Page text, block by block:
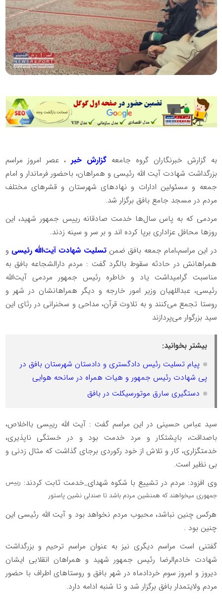
به گزارش خبرنگاران گروه جامعه گزارش خبر ، عصر امروز مراسم
بزرگداشت شهادت آیت الله رئیسی و همراهان، باحضور فرماندار و امام
جمعه و مسئولین ادارات و نهادهای شهرستان و قشر‌های مختلف
مردم در مسجد جامع بافق برگزار شد.
مردمی که به پاس سال‌ها خدمت صادقانه رییس جمهور شهید، این
روز‌ها محافل عزاداری برپا کرده اند و بر سر و سینه زدند.
در این مراسم،امام جمعه بافق ضمن تسلیت شهادت آیت‌الله رئیسی و
همراهانش در حادثه سقوط بالگرد گفت : مردم دارالشجاعه بافق به
مناسبت گرامیداشت یاد و خاطره رئیس جمهور مردمی آیت‌الله
رئیسی، عبداللهیان وزیر امور خارجه و دیگر همراهانشان در شهر و
روستا تجمع می‌کنند و به تلاوت قرآن، مداحی و سخنرانی در رثای این
سید بزرگوار می‌پردازند ‌
بیشتر بخوانید:
پیام تسلیت رئیس دادگستری و دادستان شهرستان بافق در
پی شهادت رئیس جمهور و هیات همراه در سانحه هوایی
دستگیری سارق موتورسیکلت در بافق
سید عباس حسینی در این مراسم گفت : آیت الله رییسی بااخلاص،
باصداقت، باپشتکار و مرد خدمت بود و در خستگی ناپذیری،
خدمتگزاری، کار و تلاش از خود رکوردی برجای گذاشت که مثال زدنی و
بی نظیر است.
وی افزود: مردم در تشییع با شکوه ‎شهدای_خدمت ثابت کردند:
رییس
جمهوری میخواهند که همنشین ‎مردم باشد
تا صندلی نشین ‎پاستور
هرکس چنین نباشد، محبوب مردم نخواهد بود و آیت الله رئیسی این
چنین بود .
گفتنی است مراسم دیگری نیز به عنوان مراسم ترحیم و بزرگداشت
شهادت خادم‌الرضا رئیس جمهور شهید و همراهان انقلابی ایشان
دیروز و امروز سوم خردادماه در شهر بافق و روستاهای اطراف با حضور
مردم ولایتمدار بافق برگزار شد و تا شنبه ادامه دارد.